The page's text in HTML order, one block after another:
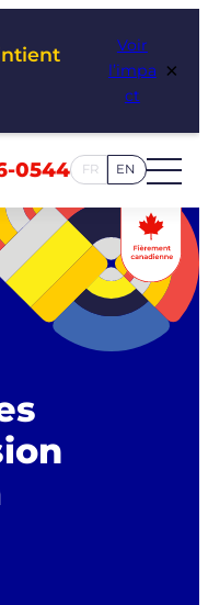
Voir
l’impa
ct
×
0544 FR EN